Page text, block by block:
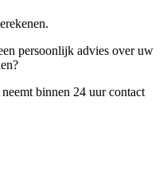
persoonlijk advies over uw
binnen 24 uur contact